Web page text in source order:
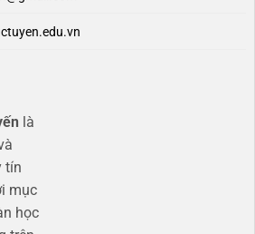
là
tín
mục
học